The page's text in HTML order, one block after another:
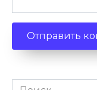
Search